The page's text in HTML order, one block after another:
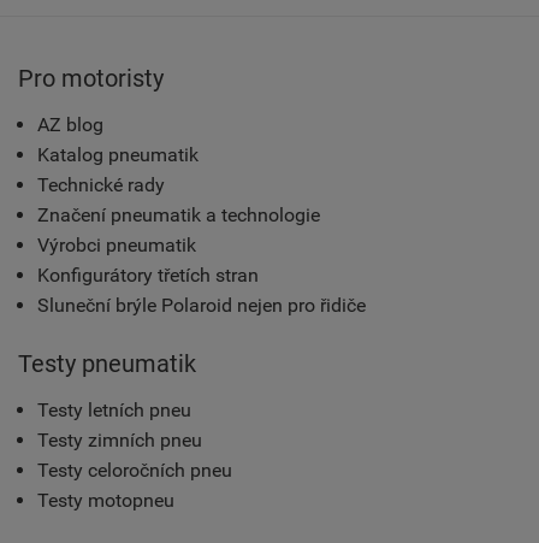
Pro motoristy
AZ blog
Katalog pneumatik
Technické rady
Značení pneumatik a technologie
Výrobci pneumatik
Konfigurátory třetích stran
Sluneční brýle Polaroid nejen pro řidiče
Testy pneumatik
Testy letních pneu
Testy zimních pneu
Testy celoročních pneu
Testy motopneu